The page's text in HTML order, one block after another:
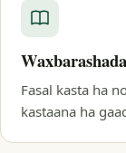
Waxbarashada
Fasal kasta ha
kastaana ha